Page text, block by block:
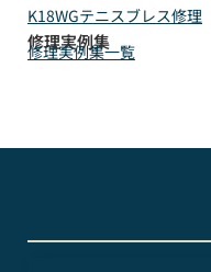
K18WGテニスブレス修理
修理実例集
修理実例集一覧